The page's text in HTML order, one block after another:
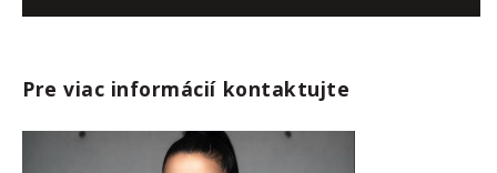
Pre viac informácií kontaktujte